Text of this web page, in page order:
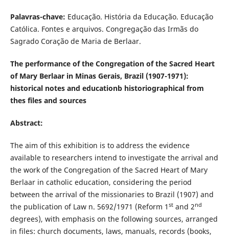
Palavras-chave: Educação. História da Educação. Educação
Católica. Fontes e arquivos. Congregação das Irmãs do
Sagrado Coração de Maria de Berlaar.
The performance of the Congregation of the Sacred Heart
of Mary Berlaar in Minas Gerais, Brazil (1907-1971):
historical notes and educationb historiographical from
thes files and sources
Abstract:
The aim of this exhibition is to address the evidence
available to researchers intend to investigate the arrival and
the work of the Congregation of the Sacred Heart of Mary
Berlaar in catholic education, considering the period
between the arrival of the missionaries to Brazil (1907) and
the publication of Law n. 5692/1971 (Reform 1 stand 2nd
degrees), with emphasis on the following sources, arranged
in files: church documents, laws, manuals, records (books,